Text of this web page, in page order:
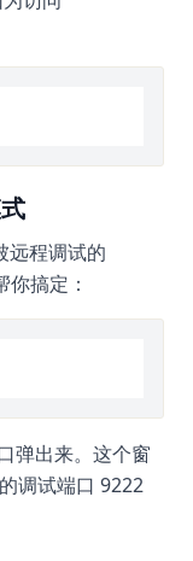
程调试的
搞定：
弹出来。这个窗
调试端口 9222